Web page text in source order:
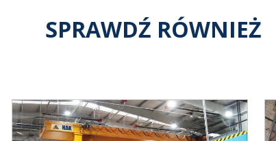
SPRAWDŹ RÓWNIEŻ